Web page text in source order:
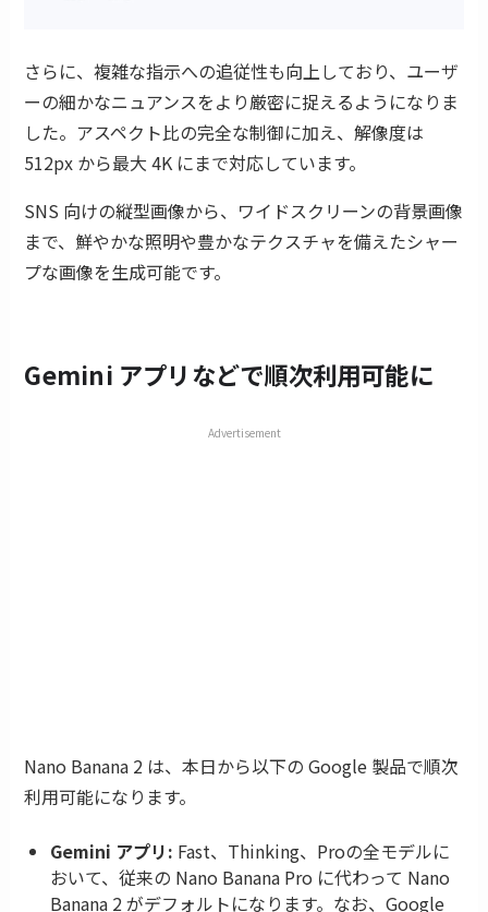
さらに、複雑な指示への追従性も向上しており、ユーザ
ーの細かなニュアンスをより厳密に捉えるようになりま
した。アスペクト比の完全な制御に加え、解像度は
512px から最大 4K にまで対応しています。
SNS 向けの縦型画像から、ワイドスクリーンの背景画像
まで、鮮やかな照明や豊かなテクスチャを備えたシャー
プな画像を生成可能です。
Gemini アプリなどで順次利用可能に
Advertisement
Nano Banana 2 は、本日から以下の Google 製品で順次
利用可能になります。
Gemini アプリ: Fast、Thinking、Proの全モデルに
おいて、従来の Nano Banana Pro に代わって Nano
Banana 2 がデフォルトになります。なお、Google